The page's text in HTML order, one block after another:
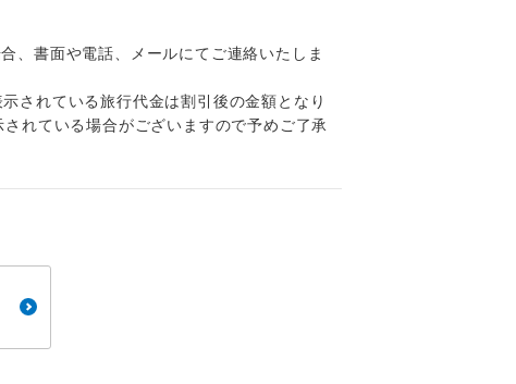
、書面や電話、メールにてご連絡いたしま
されている旅行代金は割引後の金額となり
れている場合がございますので予めご了承
です。
ても便利で